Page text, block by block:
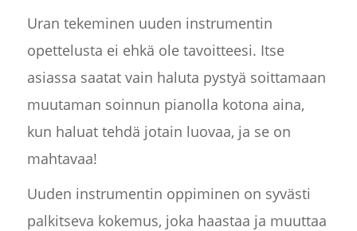
Uran tekeminen uuden instrumentin
opettelusta ei ehkä ole tavoitteesi. Itse
asiassa saatat vain haluta pystyä soittamaan
muutaman soinnun pianolla kotona aina,
kun haluat tehdä jotain luovaa, ja se on
mahtavaa!
Uuden instrumentin oppiminen on syvästi
palkitseva kokemus, joka haastaa ja muuttaa